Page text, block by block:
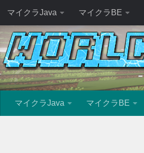
マイクラJava マイクラBE
マイクラJava マイクラBE